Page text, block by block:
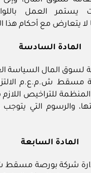
يستمر العمل
لا يتعارض مع أحكام هذا
المادة السادسة
لسوق المال السياسة
مسقط ش.م.ع.م
المنظمة للتراخيص
والرسوم التي يتوجب
المادة السابعة
شركة بورصة مسقط